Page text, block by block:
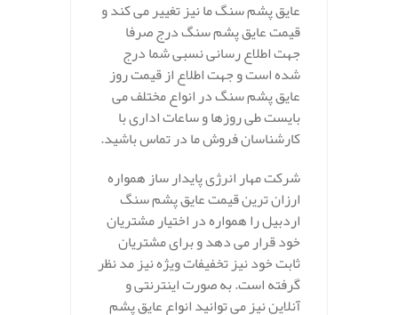
عایق پشم سنگ ما نیز تغییر می کند و
قیمت عایق پشم سنگ درج صرفا
جهت اطلاع رسانی نسبی شما درج
شده است و جهت اطلاع از قیمت روز
عایق پشم سنگ در انواع مختلف می
بایست طی روزها و ساعات اداری با
کارشناسان فروش ما در تماس باشید.
شرکت مهار انرژی پایدار ساز همواره
ارزان ترین قیمت عایق پشم سنگ
اردبیل را همواره در اختیار مشتریان
خود قرار می دهد و برای مشتریان
ثابت خود نیز تخفیفات ویژه نیز مد نظر
گرفته است. به صورت اینترنتی و
آنلاین نیز می توانید انواع عایق پشم